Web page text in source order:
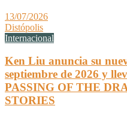
13/07/2026
Distópolis
Internacional
Ken Liu anuncia su
septiembre de 2026 y
PASSING OF THE
STORIES